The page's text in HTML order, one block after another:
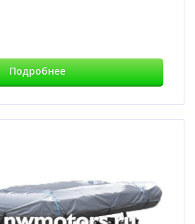
Подробнее